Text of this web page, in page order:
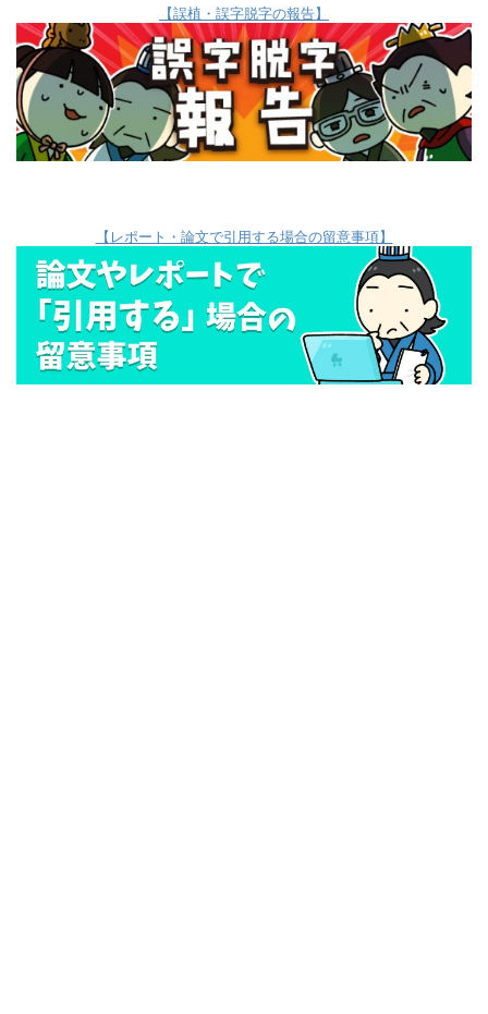
【誤植・誤字脱字の報告】
【レポート・論文で引用する場合の留意事項】